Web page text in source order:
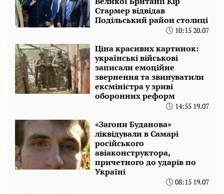
Стармер відвідав
Подільський район столиці
10:15 20.07
Ціна красивих картинок:
українські військові
записали емоційне
звернення та звинуватили
ексміністра у зриві
оборонних реформ
14:55 19.07
«Загони Буданова»
ліквідували в Самарі
російського
авіаконструктора,
причетного до ударів по
Україні
08:15 19.07